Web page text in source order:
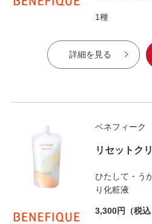
1種
詳細を見る
ベネフィーク
リセットク
ひたして・う
り化粧液
3,300円 （税込